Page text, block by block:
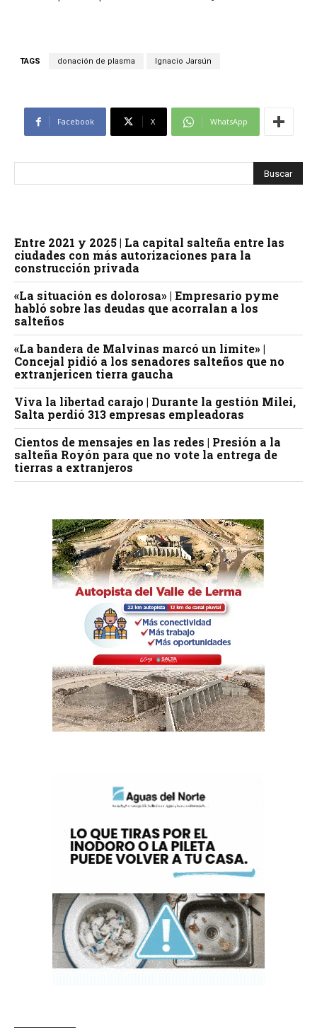
TAGS donación de plasma Ignacio Jarsún
Facebook X WhatsApp
Entre 2021 y 2025 | La capital salteña entre las
ciudades con más autorizaciones para la
construcción privada
«La situación es dolorosa» | Empresario pyme
habló sobre las deudas que acorralan a los
salteños
«La bandera de Malvinas marcó un límite» |
Concejal pidió a los senadores salteños que no
extranjericen tierra gaucha
Viva la libertad carajo | Durante la gestión Milei,
Salta perdió 313 empresas empleadoras
Cientos de mensajes en las redes | Presión a la
salteña Royón para que no vote la entrega de
tierras a extranjeros